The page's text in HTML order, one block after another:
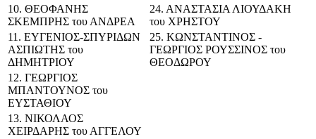
10. ΘΕΟΦΑΝΗΣ
ΣΚΕΜΠΡΗΣ του ΑΝΔΡΕΑ
24. ΑΝΑΣΤΑΣΙΑ ΛΙΟΥΔΑΚΗ
του ΧΡΗΣΤΟΥ
11. ΕΥΓΕΝΙΟΣ-ΣΠΥΡΙΔΩΝ
ΑΣΠΙΩΤΗΣ του
ΔΗΜΗΤΡΙΟΥ
25. ΚΩΝΣΤΑΝΤΙΝΟΣ -
ΓΕΩΡΓΙΟΣ ΡΟΥΣΣΙΝΟΣ του
ΘΕΟΔΩΡΟΥ
12. ΓΕΩΡΓΙΟΣ
ΜΠΑΝΤΟΥΝΟΣ του
ΕΥΣΤΑΘΙΟΥ
13. ΝΙΚΟΛΑΟΣ
ΧΕΙΡΔΑΡΗΣ του ΑΓΓΕΛΟΥ